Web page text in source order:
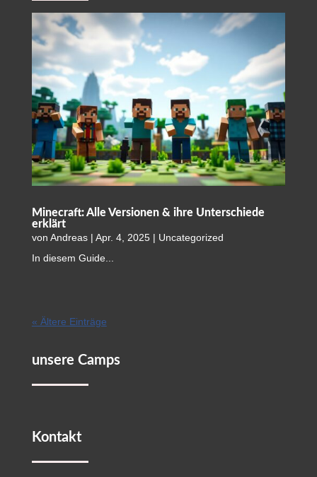
Minecraft: Alle Versionen & ihre Unterschiede
erklärt
von Andreas| Apr. 4, 2025| Uncategorized
In diesem Guide...
« Ältere Einträge
unsere Camps
Kontakt